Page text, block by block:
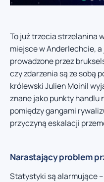
To już trzecia strzelanina
miejsce w Anderlechcie,
prowadzone przez
czy zdarzenia są ze sobą
królewski Julien Moinil
znane jako punkty handlu
pomiędzy gangami
przyczyną eskalacji
Narastający problem
Statystyki są alarmujące